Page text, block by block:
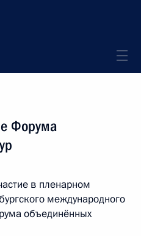
Форума
в пленарном
международного
объединённых